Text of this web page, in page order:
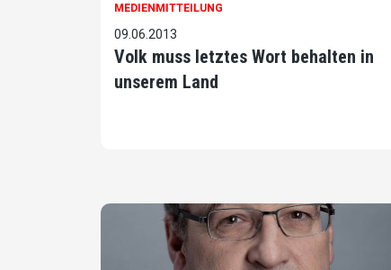
MEDIENMITTEILUNG
09.06.2013
Volk muss letztes Wort behalten in
unserem Land